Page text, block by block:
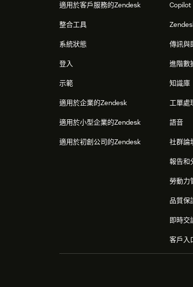
適用於客戶服務的Zendesk
整合工具
系統狀態
登入
示範
適用於企業的Zendesk
適用於小型企業的Zendesk
適用於初創公司的Zendesk
Copilot
傳訊與
進階數
知識庫
工單處
語音
社群論
報告和
勞動力
品質保
即時交
客戶入